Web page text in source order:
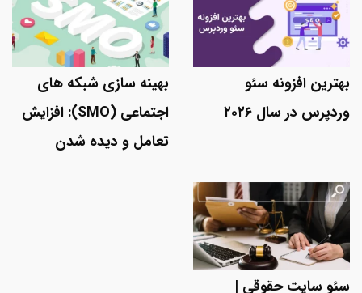
بهترین افزونه سئو
وردپرس در سال ۲۰۲۶
بهینه سازی شبکه های
اجتماعی (SMO): افزایش
تعامل و دیده شدن
سئو سایت حقوقی |